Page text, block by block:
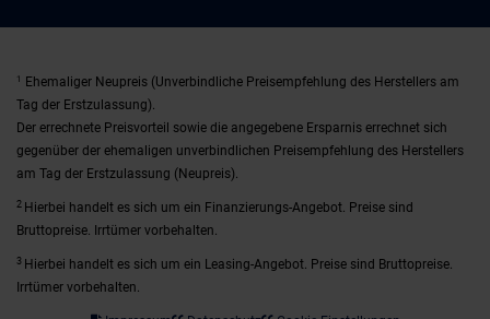
1
Ehemaliger Neupreis (Unverbindliche Preisempfehlung des Herstellers am
Tag der Erstzulassung).
Der errechnete Preisvorteil sowie die angegebene Ersparnis errechnet sich
gegenüber der ehemaligen unverbindlichen Preisempfehlung des Herstellers
am Tag der Erstzulassung (Neupreis).
2 Hierbei handelt es sich um ein Finanzierungs-Angebot. Preise sind
Bruttopreise. Irrtümer vorbehalten.
3 Hierbei handelt es sich um ein Leasing-Angebot. Preise sind Bruttopreise.
Irrtümer vorbehalten.